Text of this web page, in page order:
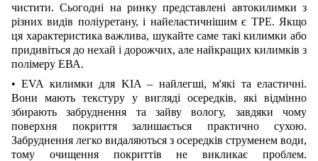
чистити. Сьогодні на ринку представлені автокилимки з
різних видів поліуретану, і найеластичнішим є TPE. Якщо
ця характеристика важлива, шукайте саме такі килимки або
придивіться до нехай і дорожчих, але найкращих килимків з
полімеру ЕВА.
• EVA килимки для KIA – найлегші, м'які та еластичні.
Вони мають текстуру у вигляді осередків, які відмінно
збирають забруднення та зайву вологу, завдяки чому
поверхня покриття залишається практично сухою.
Забруднення легко видаляються з осередків струменем води,
тому очищення покриттів не викликає проблем.